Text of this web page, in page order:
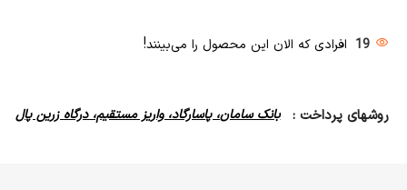
19 افرادی که الان این محصول را می‌بینند!
روشهای پرداخت : بانک سامان، پاسارگاد، واریز مستقیم، درگاه زرین پال